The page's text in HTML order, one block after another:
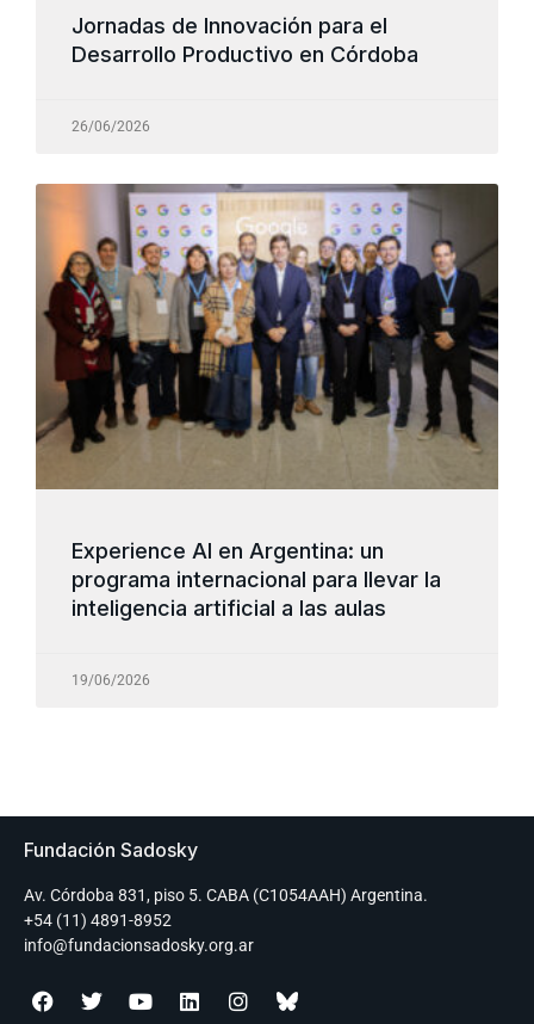
Jornadas de Innovación para el
Desarrollo Productivo en Córdoba
26/06/2026
Experience AI en Argentina: un
programa internacional para llevar la
inteligencia artificial a las aulas
19/06/2026
Fundación Sadosky
Av. Córdoba 831, piso 5. CABA (C1054AAH) Argentina.
+54 (11) 4891-8952
info@fundacionsadosky.org.ar